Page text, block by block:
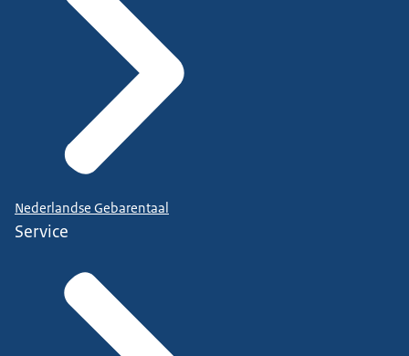
Nederlandse Gebarentaal
Service